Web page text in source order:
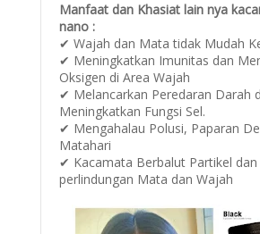
Manfaat dan Khasiat lain nya
nano :
✔ Wajah dan Mata tidak Mudah
✔ Meningkatkan Imunitas dan
Oksigen di Area Wajah
✔ Melancarkan Peredaran Darah
Meningkatkan Fungsi Sel.
✔ Mengahalau Polusi, Paparan
Matahari
✔ Kacamata Berbalut Partikel
perlindungan Mata dan Wajah